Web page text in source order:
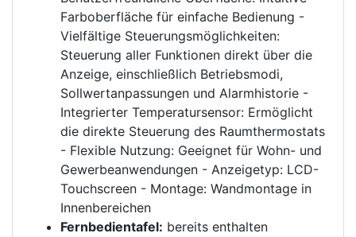
Farboberfläche für einfache Bedienung -
Vielfältige Steuerungsmöglichkeiten:
Steuerung aller Funktionen direkt über die
Anzeige, einschließlich Betriebsmodi,
Sollwertanpassungen und Alarmhistorie -
Integrierter Temperatursensor: Ermöglicht
die direkte Steuerung des Raumthermostats
- Flexible Nutzung: Geeignet für Wohn- und
Gewerbeanwendungen - Anzeigetyp: LCD-
Touchscreen - Montage: Wandmontage in
Innenbereichen
Fernbedientafel: bereits enthalten